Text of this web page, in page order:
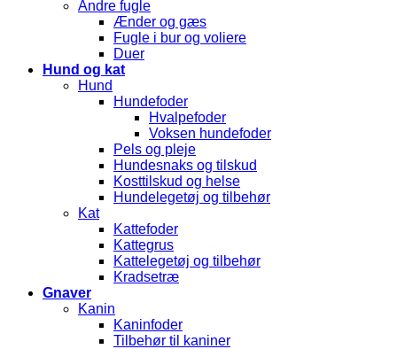
Andre fugle
Ænder og gæs
Fugle i bur og voliere
Duer
Hund og kat
Hund
Hundefoder
Hvalpefoder
Voksen hundefoder
Pels og pleje
Hundesnaks og tilskud
Kosttilskud og helse
Hundelegetøj og tilbehør
Kat
Kattefoder
Kattegrus
Kattelegetøj og tilbehør
Kradsetræ
Gnaver
Kanin
Kaninfoder
Tilbehør til kaniner